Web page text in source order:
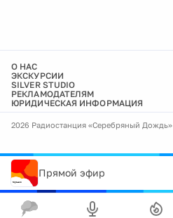
О НАС
ЭКСКУРСИИ
SILVER STUDIO
РЕКЛАМОДАТЕЛЯМ
ЮРИДИЧЕСКАЯ ИНФОРМАЦИЯ
2026 Радиостанция «Серебряный Дождь»
Прямой эфир